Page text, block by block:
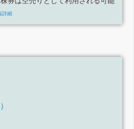
詳細